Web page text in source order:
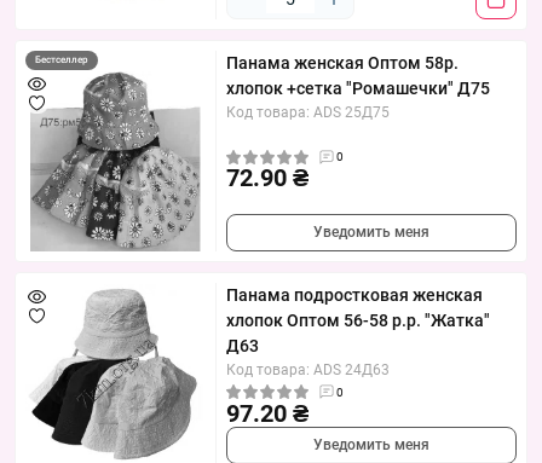
Бестселлер
Панама женская Оптом 58р.
хлопок +сетка "Ромашечки" Д75
Код товара: ADS 25Д75
0
72.90 ₴
Уведомить меня
Панама подростковая женская
хлопок Оптом 56-58 р.р. "Жатка"
Д63
Код товара: ADS 24Д63
0
97.20 ₴
Уведомить меня